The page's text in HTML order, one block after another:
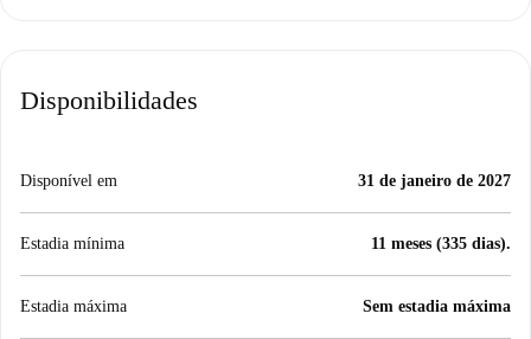
Disponibilidades
Disponível em 31 de janeiro de 2027
Estadia mínima 11 meses (335 dias).
Estadia máxima Sem estadia máxima